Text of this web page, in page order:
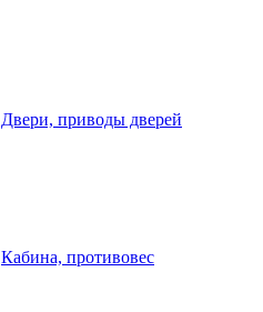
Двери, приводы дверей
Кабина, противовес